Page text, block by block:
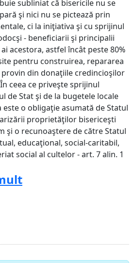
subliniat că bisericile nu se
şi nici nu se pictează prin
ci la iniţiativa şi cu sprijinul
- beneficiarii şi principalii
acestora, astfel încât peste 80%
pentru construirea, repararea
din donaţiile credincioşilor
ceea ce priveşte sprijinul
de Stat şi de la bugetele locale
este o obligaţie asumată de Statul
proprietăţilor bisericeşti
şi o recunoaştere de către Statul
educaţional, social-caritabil,
social al cultelor - art. 7 alin. 1
–www.asur.ro
ortodoxe, în ciuda
Cultelor art 13., alin 1, 2 şi 3,
acte sau acţiuni de